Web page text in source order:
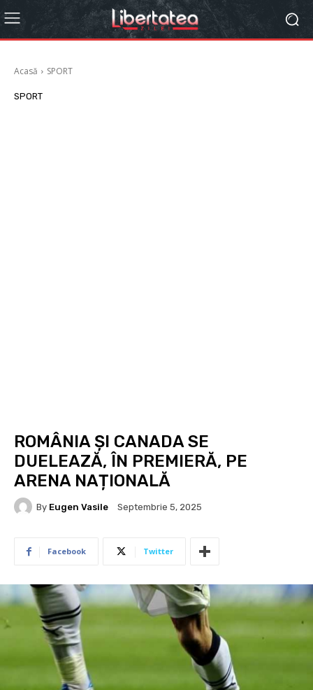
Acasă SPORT
SPORT
ROMÂNIA ȘI CANADA SE
DUELEAZĂ, ÎN PREMIERĂ, PE
ARENA NAȚIONALĂ
By Eugen Vasile Septembrie 5, 2025
Facebook Twitter